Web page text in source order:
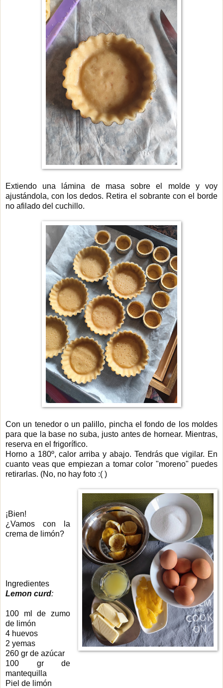
Extiendo una lámina de masa sobre el molde y voy
ajustándola, con los dedos. Retira el sobrante con el borde
no afilado del cuchillo.
Con un tenedor o un palillo, pincha el fondo de los moldes
para que la base no suba, justo antes de hornear. Mientras,
reserva en el frigorífico.
Horno a 180º, calor arriba y abajo. Tendrás que vigilar. En
cuanto veas que empiezan a tomar color "moreno" puedes
retirarlas. (No, no hay foto :( )
¡Bien!
¿Vamos con la
crema de limón?
Ingredientes
Lemon curd:
100 ml de zumo
de limón
4 huevos
2 yemas
260 gr de azúcar
100 gr de
mantequilla
Piel de limón